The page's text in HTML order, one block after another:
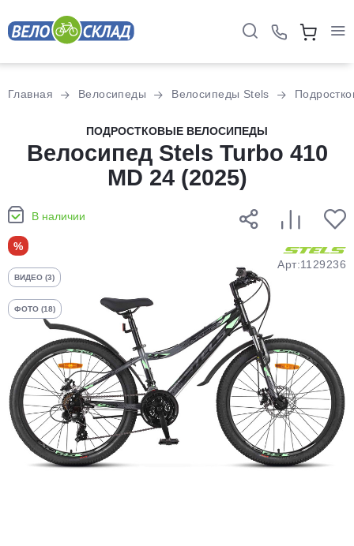
Главная Велосипеды Велосипеды Stels
ПОДРОСТКОВЫЕ ВЕЛОСИПЕДЫ
Велосипед Stels Turbo 410
MD 24 (2025)
В наличии
%
ВИДЕО (3)
ФОТО (18)
Арт:1129236
Разбейте
оплатуна части
без переплат
График платежей
25%
Добавляйте товары
в корзину
Оплачивайте сегодня только
25% картой любого банка